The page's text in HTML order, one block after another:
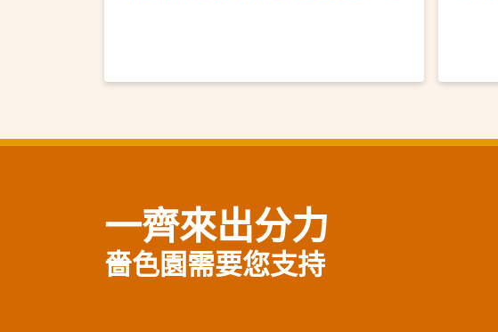
一齊來出分力
嗇色園需要您支持